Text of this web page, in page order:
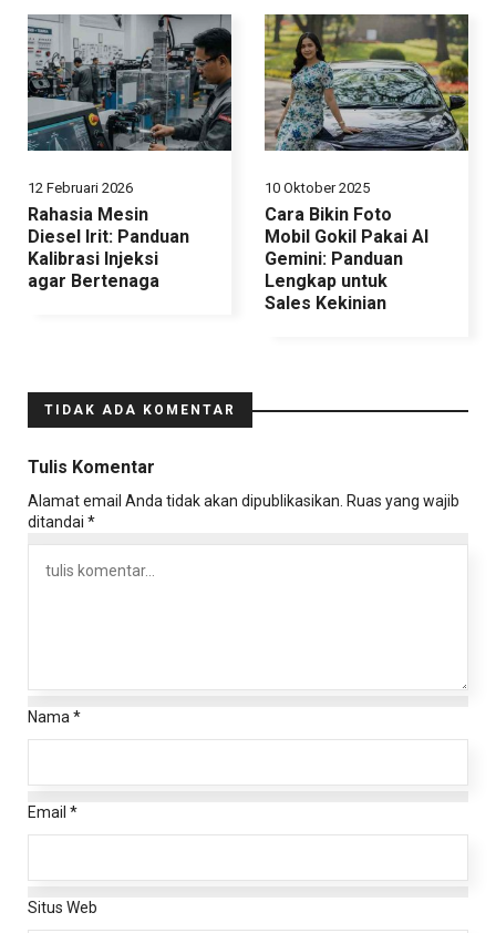
12 Februari 2026
Rahasia Mesin
Diesel Irit: Panduan
Kalibrasi Injeksi
agar Bertenaga
10 Oktober 2025
Cara Bikin Foto
Mobil Gokil Pakai AI
Gemini: Panduan
Lengkap untuk
Sales Kekinian
TIDAK ADA KOMENTAR
Tulis Komentar
Alamat email Anda tidak akan dipublikasikan. Ruas yang wajib
ditandai *
Nama *
Email *
Situs Web